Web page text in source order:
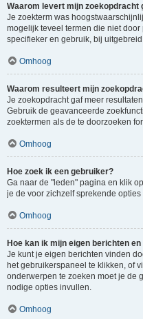
Waarom levert mijn zoekopdracht
Je zoekterm was
mogelijk teveel termen die niet
specifieker en gebruik, bij
Omhoog
Waarom resulteert mijn
Je zoekopdracht gaf meer
Gebruik de geavanceerde
zoektermen als de te doorzoeken
Omhoog
Hoe zoek ik een gebruiker?
Ga naar de "leden" pagina en klik
je de voor zichzelf sprekende opties
Omhoog
Hoe kan ik mijn eigen berichten
Je kunt je eigen berichten vinden
het gebruikerspaneel te klikken, of
onderwerpen te zoeken moet je de
nodige opties invullen.
Omhoog